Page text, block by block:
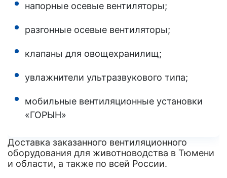
напорные осевые вентиляторы;
разгонные осевые вентиляторы;
клапаны для овощехранилищ;
увлажнители ультразвукового типа;
мобильные вентиляционные установки
«ГОРЫН»
Доставка заказанного вентиляционного
оборудования для животноводства в Тюмени
и области, а также по всей России.